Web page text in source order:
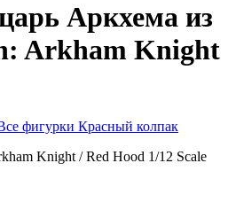
Аркхема из
Arkham Knight
фигурки Красный колпак
Knight / Red Hood 1/12 Scale